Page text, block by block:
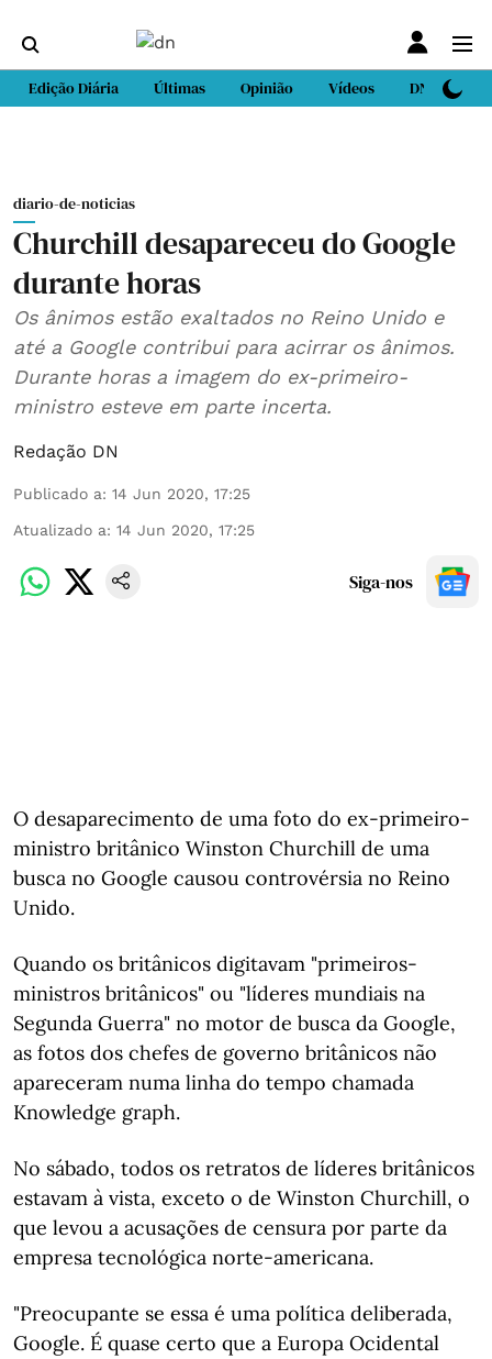
Edição Diária Últimas Opinião Vídeos DN Sport
diario-de-noticias
Churchill desapareceu do Google
durante horas
Os ânimos estão exaltados no Reino Unido e
até a Google contribui para acirrar os ânimos.
Durante horas a imagem do ex-primeiro-
ministro esteve em parte incerta.
Redação DN
Publicado a: 14 Jun 2020, 17:25
Atualizado a: 14 Jun 2020, 17:25
Siga-nos
O desaparecimento de uma foto do ex-primeiro-
ministro britânico Winston Churchill de uma
busca no Google causou controvérsia no Reino
Unido.
Quando os britânicos digitavam "primeiros-
ministros britânicos" ou "líderes mundiais na
Segunda Guerra" no motor de busca da Google,
as fotos dos chefes de governo britânicos não
apareceram numa linha do tempo chamada
Knowledge graph.
No sábado, todos os retratos de líderes britânicos
estavam à vista, exceto o de Winston Churchill, o
que levou a acusações de censura por parte da
empresa tecnológica norte-americana.
"Preocupante se essa é uma política deliberada,
Google. É quase certo que a Europa Ocidental